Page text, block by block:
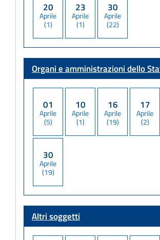
20
Aprile
(1)
23
Aprile
(1)
30
Aprile
(22)
Organi e amministrazioni dello
01
Aprile
(5)
10
Aprile
(1)
16
Aprile
(19)
17
Aprile
(2)
30
Aprile
(19)
Altri soggetti